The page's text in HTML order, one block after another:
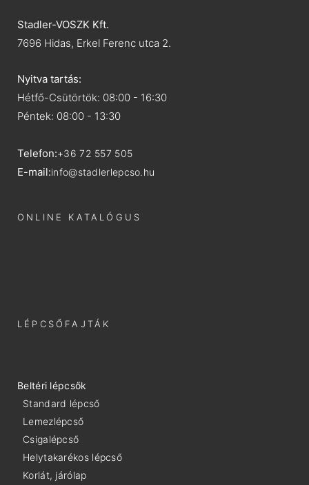
Stadler-VOSZK Kft.
7696 Hidas, Erkel Ferenc utca 2.
Nyitva tartás:
Hétfő-Csütörtök: 08:00 - 16:30
Péntek: 08:00 - 13:30
Telefon:+36 72 557 505
E-mail:info@stadlerlepcso.hu
ONLINE KATALÓGUS
LÉPCSŐFAJTÁK
Beltéri lépcsők
Standard lépcső
Lemezlépcső
Csigalépcső
Helytakarékos lépcső
Korlát, járólap